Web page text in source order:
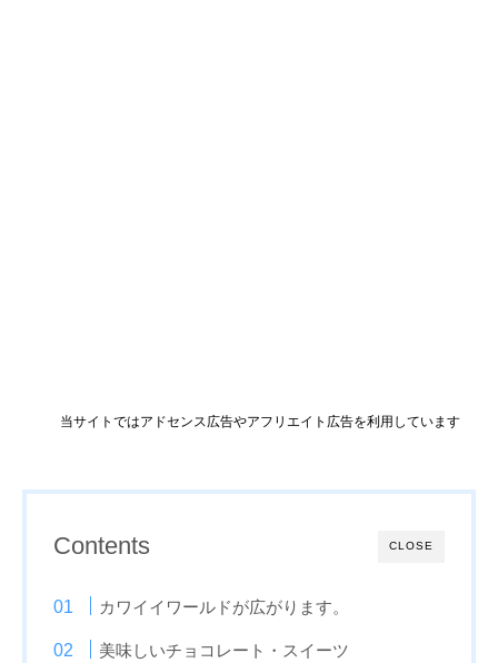
当サイトではアドセンス広告やアフリエイト広告を利用しています
CLOSE
Contents
カワイイワールドが広がります。
美味しいチョコレート・スイーツ